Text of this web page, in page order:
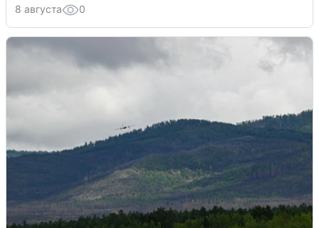
8 августа 0